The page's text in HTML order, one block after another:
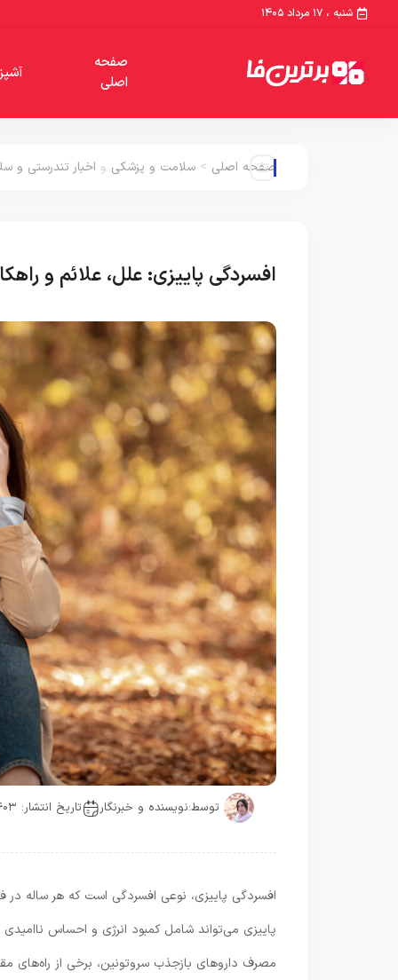
شنبه ، ۱۷ مرداد ۱۴۰۵
صفحه
اصلی
صفحه اصلی > سلامت و پزشکی و اخبار تندرستی و
افسردگی پاییزی: علل، علائم و
توسط:نویسنده و خبرنگار تاریخ انتشار: ۱۴۰۳-۰۷-۰۱
افسردگی پاییزی، نوعی افسردگی است که هر ساله
پاییزی می‌تواند شامل کمبود انرژی و احساس
مصرف داروهای بازجذب سروتونین، برخی از راه‌های